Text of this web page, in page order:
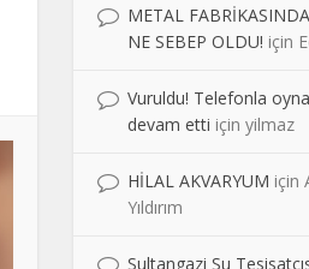
METAL
NE SEBEP OLDU! için
Vuruldu! Telefonla
devam etti için yilmaz
HİLAL AKVARYUM için
Yıldırım
Sultangazi Su